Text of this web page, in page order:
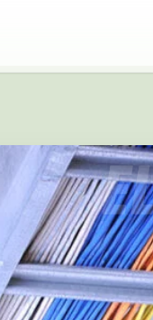
Hallsberg